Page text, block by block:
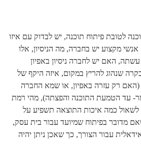
לטובת פיתוח תוכנה, יש לבדוק עם איזו
מקצוע יש בחברה, מה הניסיון, אלו
האם יש לחברה ניסיון באפיון
שנהוג להריץ במקום, איזה היקף של
(האם רק עזרה באפיון, או שמא החברה
עד הטמעת התוכנה והפצתה), מהי רמת
לשאול כמה איכות התוצאה תשפיע על
מדובר בפיתוח שמיועד עבור בית עסק,
עבור הצורך, כך שאכן ניתן יהיה